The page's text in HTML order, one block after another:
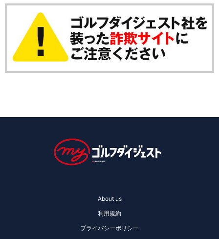
About us
利用規約
プライバシーポリシー